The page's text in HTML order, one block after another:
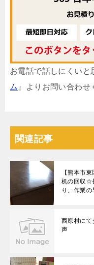
お電話で話しにくいと
ム 』よりお問い合わせ
関連記事
【熊本市
机の回収☆
り、作業の
西原村に
声